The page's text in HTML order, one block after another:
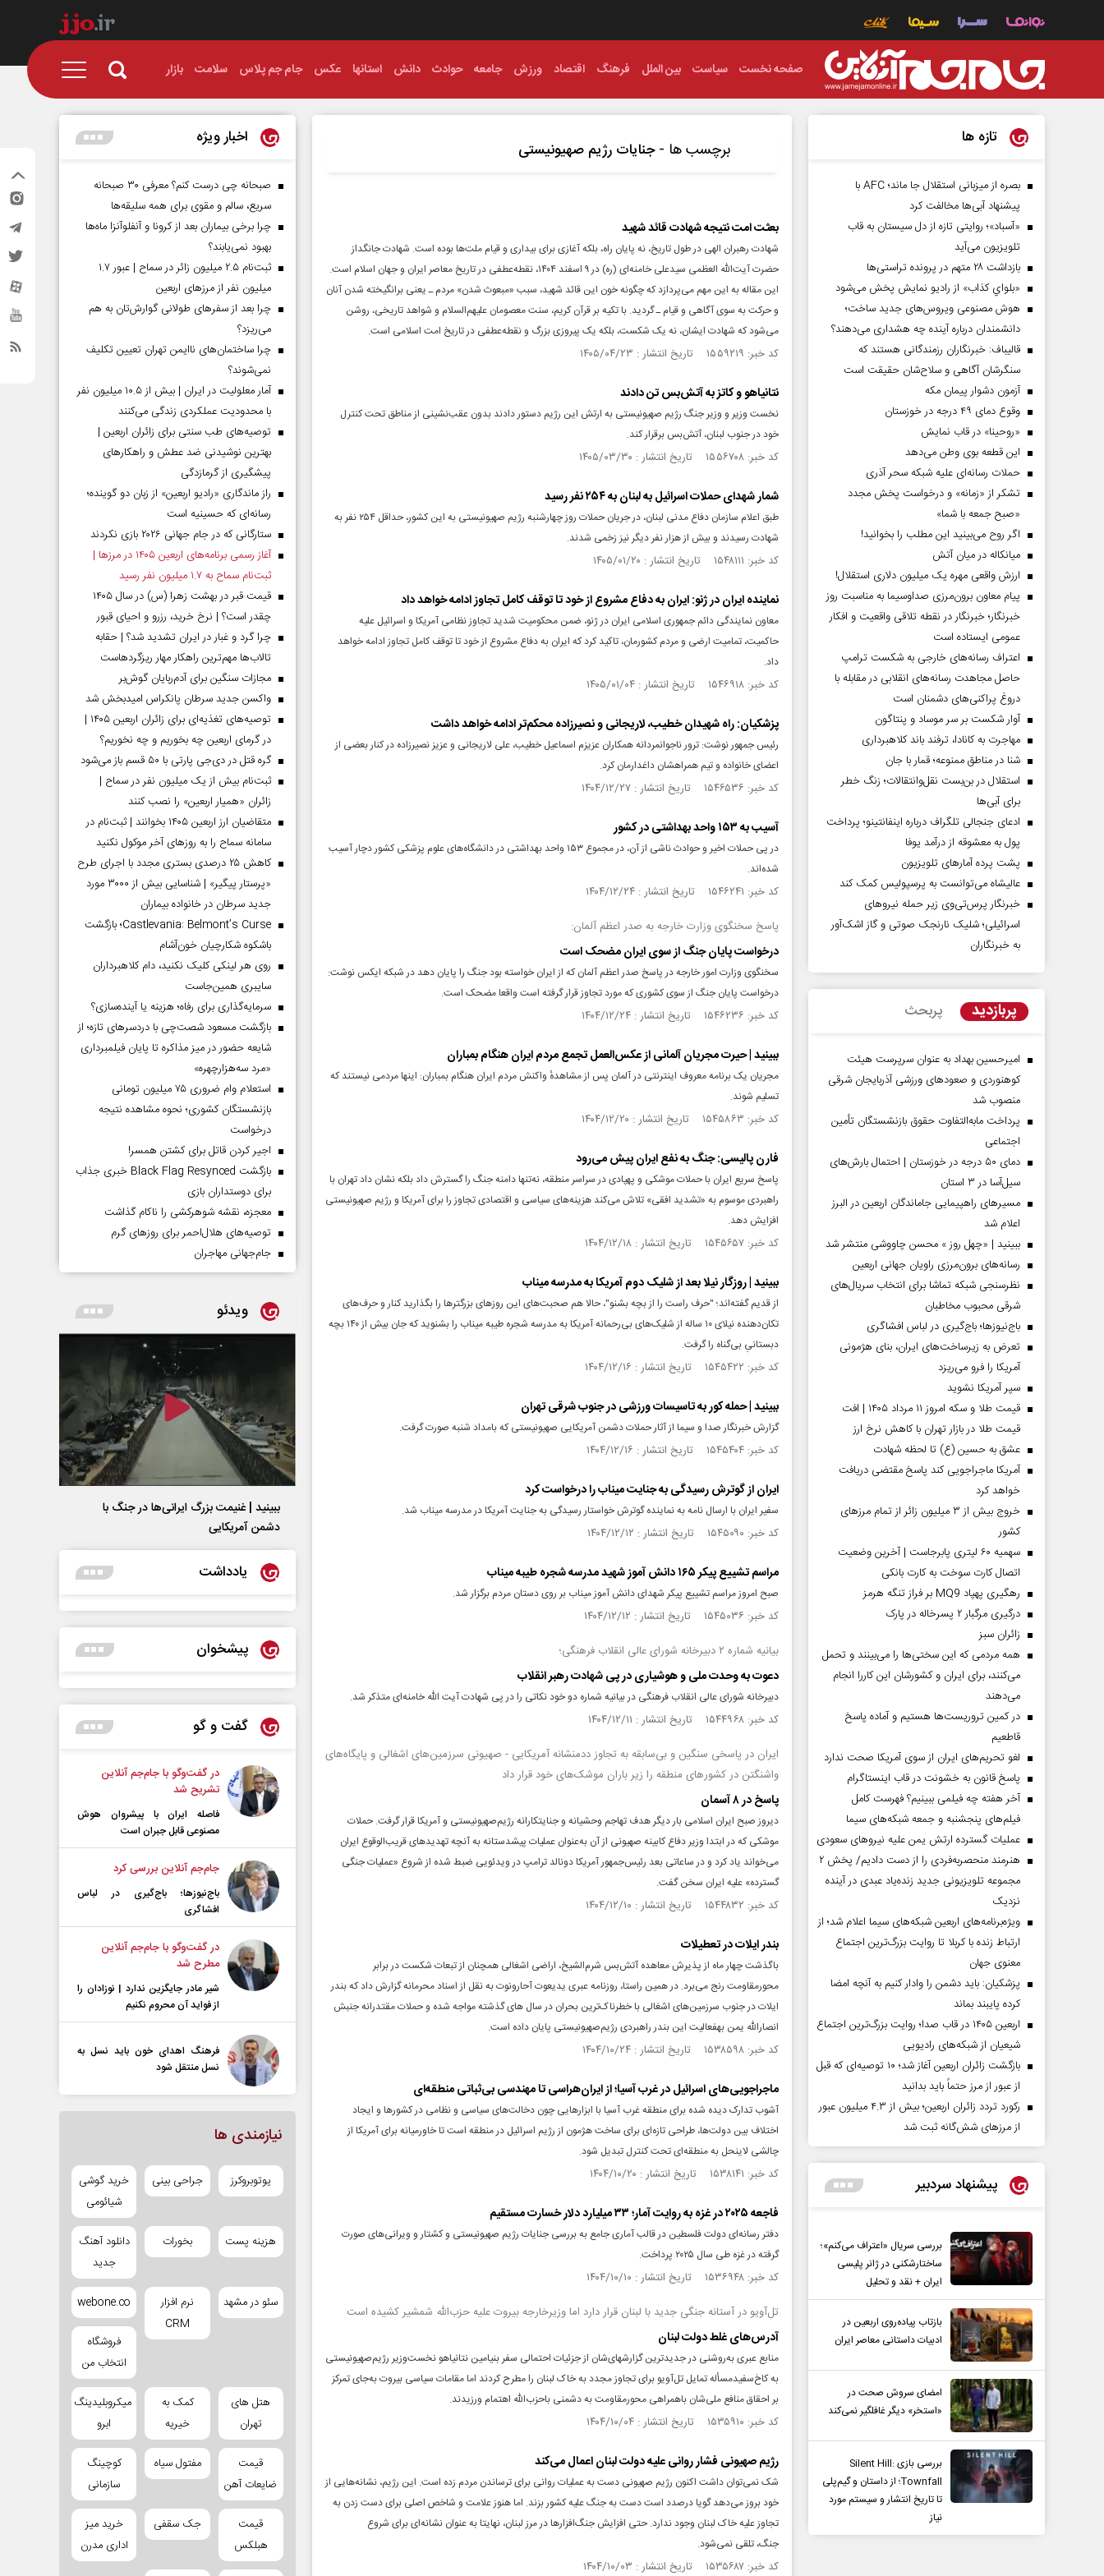
صفحه نخست سیاست بین الملل فرهنگ اقتصاد ورزش جامعه حوادث دانش استانها عکس جام جم پلاس سلامت بازار
برچسب ها -جنایات رژیم صهیونیستی
بعثت امت نتیجه شهادت قائد شهید
شهادت رهبران الهی در طول تاریخ، نه پایان راه، بلکه آغازی برای بیداری و قیام ملت‌ها بوده است. شهادت جانگداز
حضرت آیت‌الله العظمی سیدعلی خامنه‌ای (ره) در ۹ اسفند ۱۴۰۴، نقطه‌عطفی در تاریخ معاصر ایران و جهان اسلام است.
این مقاله به این مهم می‌پردازد که چگونه خون این قائد شهید، سبب «مبعوث شدن» مردم ـ یعنی برانگیخته شدن آنان
و حرکت به سوی آگاهی و قیام ـ گردید. با تکیه بر قرآن کریم، سنت معصومان علیهم‌السلام و شواهد تاریخی، روشن
می‌شود که شهادت ایشان، نه یک شکست، بلکه یک پیروزی بزرگ و نقطه‌عطفی در تاریخ امت اسلامی است.
کد خبر: ۱۵۵۹۲۱۹ تاریخ انتشار : ۱۴۰۵/۰۴/۲۳
نتانیاهو و کاتز به آتش‌بس تن دادند
نخست وزیر و وزیر جنگ رژیم صهیونیستی به ارتش این رژیم دستور دادند بدون عقب‌نشینی از مناطق تحت کنترل
خود در جنوب لبنان، آتش‌بس برقرار کند.
کد خبر: ۱۵۵۶۷۰۸ تاریخ انتشار : ۱۴۰۵/۰۳/۳۰
شمار شهدای حملات اسرائیل به لبنان به ۲۵۴ نفر رسید
طبق اعلام سازمان دفاع مدنی لبنان، در جریان حملات روز چهارشنبه رژیم صهیونیستی به این کشور، حداقل ۲۵۴ نفر به
شهادت رسیدند و بیش از هزار نفر دیگر نیز زخمی شدند.
کد خبر: ۱۵۴۸۱۱۱ تاریخ انتشار : ۱۴۰۵/۰۱/۲۰
نماینده ایران در ژنو: ایران به دفاع مشروع از خود تا توقف کامل تجاوز ادامه خواهد داد
معاون نمایندگی دائم جمهوری اسلامی ایران در ژنو، ضمن محکومیت شدید تجاوز نظامی آمریکا و اسرائیل علیه
حاکمیت، تمامیت ارضی و مردم کشورمان، تاکید کرد که ایران به دفاع مشروع از خود تا توقف کامل تجاوز ادامه خواهد
داد.
کد خبر: ۱۵۴۶۹۱۸ تاریخ انتشار : ۱۴۰۵/۰۱/۰۴
پزشکیان: راه شهیدان خطیب، لاریجانی و نصیرزاده محکم‌تر ادامه خواهد داشت
رئیس جمهور نوشت: ترور ناجوانمردانه همکاران عزیزم اسماعیل خطیب، علی لاریجانی و عزیز نصیرزاده در کنار بعضی از
اعضای خانواده و تیم همراهشان داغدارمان کرد.
کد خبر: ۱۵۴۶۵۳۶ تاریخ انتشار : ۱۴۰۴/۱۲/۲۷
آسیب به ۱۵۳ واحد بهداشتی در کشور
در پی حملات اخیر و حوادث ناشی از آن، در مجموع ۱۵۳ واحد بهداشتی در دانشگاه‌های علوم پزشکی کشور دچار آسیب
شده‌اند.
کد خبر: ۱۵۴۶۲۴۱ تاریخ انتشار : ۱۴۰۴/۱۲/۲۴
پاسخ سخنگوی وزارت خارجه به صدر اعظم آلمان:
درخواست پایان جنگ از سوی ایران مضحک است
سخنگوی وزارت امور خارجه در پاسخ صدر اعظم آلمان که از ایران خواسته بود جنگ را پایان دهد در شبکه ایکس نوشت:
درخواست پایان جنگ از سوی کشوری که مورد تجاوز قرار گرفته است ‌واقعا مضحک است.
کد خبر: ۱۵۴۶۲۳۶ تاریخ انتشار : ۱۴۰۴/۱۲/۲۴
ببینید | حیرت مجریان آلمانی از عکس‌العمل تجمع مردم ایران هنگام بمباران
مجریان یک برنامه معروف اینترنتی در آلمان پس از مشاهدهٔ واکنش مردم ایران هنگام بمباران: اینها مردمی نیستند که
تسلیم شوند.
کد خبر: ۱۵۴۵۸۶۳ تاریخ انتشار : ۱۴۰۴/۱۲/۲۰
فارن پالیسی: جنگ به نفع ایران پیش می‌رود
پاسخ سریع ایران با حملات موشکی و پهپادی در سراسر منطقه، نه‌تنها دامنه جنگ را گسترش داد بلکه نشان داد تهران با
راهبردی موسوم به «تشدید افقی» تلاش می‌کند هزینه‌های سیاسی و اقتصادی تجاوز را برای آمریکا و رژیم صهیونیستی
افزایش دهد.
کد خبر: ۱۵۴۵۶۵۷ تاریخ انتشار : ۱۴۰۴/۱۲/۱۸
ببینید | روزگار نیلا بعد از شلیک دوم آمریکا به مدرسه میناب
از قدیم گفته‌اند؛ "حرف راست را از بچه بشنو"، حالا هم صحبت‌های این روزهای بزرگترها را بگذارید کنار و حرف‌های
تکان‌دهنده نیلای ۱۰ ساله از شلیک‌های بی‌رحمانه آمریکا به مدرسه شجره طیبه میناب را بشنوید که جان بیش از ۱۴۰ بچه
دبستانیِ بی‌گناه را گرفت.
کد خبر: ۱۵۴۵۴۲۲ تاریخ انتشار : ۱۴۰۴/۱۲/۱۶
ببینید | حمله کور به تاسیسات ورزشی در جنوب شرقی تهران
گزارش خبرنگار صدا و سیما از آثار حملات دشمن آمریکایی صهیونیستی که بامداد شنبه صورت گرفت.
کد خبر: ۱۵۴۵۴۰۴ تاریخ انتشار : ۱۴۰۴/۱۲/۱۶
ایران از گوترش رسیدگی به جنایت میناب را درخواست کرد
سفیر ایران با ارسال نامه به نماینده گوترش خواستار رسیدگی به جنایت آمریکا در مدرسه میناب شد.
کد خبر: ۱۵۴۵۰۹۰ تاریخ انتشار : ۱۴۰۴/۱۲/۱۲
مراسم تشییع پیکر ۱۶۵ دانش آموز شهید مدرسه شجره طیبه میناب
صبح امروز مراسم تشییع پیکر شهدای دانش آموز میناب بر روی دستان مردم برگزار شد.
کد خبر: ۱۵۴۵۰۳۶ تاریخ انتشار : ۱۴۰۴/۱۲/۱۲
بیانیه شماره ۲ دبیرخانه شورای عالی انقلاب فرهنگی؛
دعوت به وحدت ملی و هوشیاری در پی شهادت رهبر انقلاب
دبیرخانه شورای عالی انقلاب فرهنگی در بیانیه شماره دو خود نکاتی را در پی شهادت آیت الله خامنه‌ای متذکر شد.
کد خبر: ۱۵۴۴۹۶۸ تاریخ انتشار : ۱۴۰۴/۱۲/۱۱
ایران در پاسخی سنگین و بی‌سابقه به تجاوز ددمنشانه آمریکایی - صهیونی سرزمین‌های اشغالی و پایگاه‌های
واشنگتن در کشورهای منطقه را زیر باران موشک‌های خود قرار داد
پاسخ در ۸ آسمان
دیروز صبح ایران اسلامی بار دیگر هدف تهاجم وحشیانه و جنایتکارانه رژیم‌صهیونیستی و آمریکا قرار گرفت. حملات
موشکی که در ابتدا وزیر دفاع کابینه صهیونی از آن به‌عنوان عملیات پیشدستانه به آنچه تهدیدهای قریب‌الوقوع ایران
می‌خواند یاد کرد و در ساعاتی بعد رئیس‌جمهور آمریکا دونالد ترامپ در ویدئویی ضبط شده از شروع «عملیات جنگی
گسترده» علیه ایران سخن گفت.
کد خبر: ۱۵۴۴۸۳۲ تاریخ انتشار : ۱۴۰۴/۱۲/۱۰
بندر ایلات در تعطیلات
باگذشت چهار ماه از پذیرش معاهده آتش‌‎بس شرم‌‎الشیخ، اراضی اشغالی همچنان از تبعات شکست در برابر
محورمقاومت رنج می‎‌برد. در همین راستا، روزنامه عبری یدیعوت آحارونوت به نقل از اسناد محرمانه گزارش داد که بندر
ایلات در جنوب سرزمین‌های اشغالی با خطرناک‌ترین بحران در سال های گذشته مواجه شده و حملات مقتدرانه جنبش
انصارالله یمن به‎فعالیت این بندر راهبردی رژیم‌صهیونیستی پایان داده است.
کد خبر: ۱۵۳۸۵۹۸ تاریخ انتشار : ۱۴۰۴/۱۰/۲۴
ماجراجویی‌های اسرائیل در غرب آسیا؛ از ایران‌هراسی تا مهندسی بی‌ثباتی منطقه‌ای
آشوب تدارک دیده شده برای منطقه غرب آسیا با ابزارهایی چون دخالت‌های سیاسی و نظامی در کشورها و ایجاد
اختلاف بین دولت‌ها، طراحی تازه‌ای برای ساخت هژمون از رژیم اسرائیل در منطقه است تا خاورمیانه برای آمریکا از
چالشی لاینحل به منطقه‌ای تحت کنترل تبدیل شود.
کد خبر: ۱۵۳۸۱۴۱ تاریخ انتشار : ۱۴۰۴/۱۰/۲۰
فاجعه ۲۰۲۵ در غزه به روایت آمار؛ ۳۳ میلیارد دلار خسارت مستقیم
دفتر رسانه‌ای دولت فلسطین در قالب آماری جامع به بررسی جنایات رژیم صهیونیستی و کشتار و ویرانی‌های صورت
گرفته در غزه طی سال ۲۰۲۵ پرداخت.
کد خبر: ۱۵۳۶۹۴۸ تاریخ انتشار : ۱۴۰۴/۱۰/۱۰
تل‌‎آویو در آستانه جنگی جدید با لبنان قرار دارد اما وزیرخارجه بیروت علیه حزب‎‌الله شمشیر کشیده است
آدرس‌های غلط دولت لبنان
منابع عبری به‎‌روشنی در جدیدترین گزارش‎های‌شان از جزئیات احتمالی سفر بنیامین نتانیاهو نخست‌وزیر رژیم‌صهیونیستی
به کاخ‌‎سفیدمسأله تمایل تل‌‎آویو برای تجاوز مجدد به خاک لبنان را مطرح کردند اما مقامات سیاسی بیروت به‎‌جای تمرکز
بر احقاق منافع ملی‎‌شان باهمراهی محورمقاومت به دشمنی باحزب‎‌الله اهتمام ورزیدند.
کد خبر: ۱۵۳۵۹۱۰ تاریخ انتشار : ۱۴۰۴/۱۰/۰۴
رژیم صهیونی فشار روانی علیه دولت لبنان اعمال می‌کند
شک نمی‌توان داشت اکنون رژیم صهیونی دست به عملیات روانی برای ترساندن مردم زده است. این رژیم، نشانه‌هایی از
خود بروز می‌دهد گویا درصدد است دست به جنگ علیه کشور بزند. اما هنوز علامت و شاخص اصلی برای دست زدن به
تجاوز علیه خاک لبنان وجود ندارد. حتی افزایش جنگ‌افزارها در مرز لبنان، نهایتا به عنوان نشانه‌ای برای شروع
جنگ، تلقی نمی‌شود.
کد خبر: ۱۵۳۵۶۸۷ تاریخ انتشار : ۱۴۰۴/۱۰/۰۳
تازه ها
بصره از میزبانی استقلال جا ماند؛ AFC با
پیشنهاد آبی‌ها مخالفت کرد
«آسباد»؛ روایتی تازه از دل سیستان به قاب
تلویزیون می‌آید
بازداشت ۲۸ متهم در پرونده تراستی‌ها
«بلواي کذاب» از رادیو نمایش پخش می‌شود
هوش مصنوعی ویروس‌های جدید ساخت؛
دانشمندان درباره آینده چه هشداری می‌دهند؟
قالیباف: خبرنگاران رزمندگانی هستند که
سنگرشان آگاهی و سلاح‌شان حقیقت است
آزمون دشوار پیمان مکه
وقوع دمای ۴۹ درجه در خوزستان
«روحینا» در قاب نمایش
این قطعه بوی وطن می‌دهد
حملات رسانه‌ای علیه شبکه سحر آذری
تشکر از «زمانه» و درخواست پخش مجدد
«صبح جمعه با شما»
اگر روح می‌بینید این مطلب را بخوانید!
میانکاله در میان آتش
ارزش واقعی مهره یک میلیون دلاری استقلال!
پیام معاون برون‌مرزی صداوسیما به مناسبت روز
خبرنگار؛ خبرنگار در نقطه تلاقی واقعیت و افکار
عمومی ایستاده است
اعتراف رسانه‌های خارجی به شکست ترامپ
حاصل مجاهدت رسانه‌های انقلابی در مقابله با
دروغ پراکنی‌های دشمنان است
آوار شکست بر سر موساد و پنتاگون
مهاجرت به کانادا، ترفند باند کلاهبرداری
شنا در مناطق ممنوعه؛ قمار با جان
استقلال در بن‌بست نقل‌وانتقالات؛ زنگ خطر
برای آبی‌ها
ادعای جنجالی تلگراف درباره اینفانتینو؛ پرداخت
پول به معشوقه از درآمد یوفا
پشت پرده آمارهای تلویزیون
عالیشاه می‌توانست به پرسپولیس کمک کند
خبرنگار پرس‌تی‌وی زیر حمله نیروهای
اسرائیلی؛ شلیک نارنجک صوتی و گاز اشک‌آور
به خبرنگاران
پربازدید پربحث
امیرحسین بهداد به عنوان سرپرست هیئت
کوهنوردی و صعودهای ورزشی آذربایجان شرقی
منصوب شد
پرداخت مابه‌التفاوت حقوق بازنشستگان تأمین
اجتماعی
دمای ۵۰ درجه در خوزستان | احتمال بارش‌های
سیل‌آسا در ۳ استان
مسیر‌های راهپیمایی جاماندگان اربعین در البرز
اعلام شد
ببینید | «چهل روز » محسن چاووشی منتشر شد
رسانه‌های برون‌مرزی راویان جهانی اربعین
نظرسنجی شبکه تماشا برای انتخاب سریال‌های
شرقی محبوب مخاطبان
باج‌نیوزها؛ باج‌گیری در لباس افشاگری
تعرض به زیرساخت‌های ایران، بنای هژمونی
آمریکا را فرو می‌ریزد
سپر آمریکا نشوید
قیمت طلا و سکه امروز ۱۱ مرداد ۱۴۰۵ | افت
قیمت طلا در بازار تهران با کاهش نرخ ارز
عشق به حسین (ع) تا لحظه شهادت
آمریکا ماجراجویی کند پاسخ مقتضی دریافت
خواهد کرد
خروج بیش از ۳ میلیون زائر از تمام مرز‌های
کشور
سهمیه ۶۰ لیتری پابرجاست | آخرین وضعیت
اتصال کارت سوخت به کارت بانکی
رهگیری پهپاد MQ9 بر فراز تنگه هرمز
درگیری مرگبار ۲ پسرخاله در پارک
‌زائران سبز
همه مردمی که این سختی‌ها را می‌بینند و تحمل
می‌کنند، برای ایران و کشورشان این کاررا انجام
می‌دهند
در کمین تروریست‌ها هستیم و آماده پاسخ
قاطعیم
لغو تحریم‌های ایران از سوی آمریکا صحت ندارد
پاسخ قانون به خشونت در قاب اینستاگرام
آخر هفته چه فیلمی ببینیم؟ فهرست کامل
فیلم‌های پنجشنبه و جمعه شبکه‌های سیما
عملیات گسترده ارتش یمن علیه نیروهای سعودی
هنرمند منحصر‌به‌فردی را از دست دادیم/ پخش ۲
مجموعه تلویزیونی جدید زنده‌یاد عبدی در آینده
نزدیک
ویژه‌برنامه‌های اربعین شبکه‌های سیما اعلام شد؛ از
ارتباط زنده با کربلا تا روایت بزرگ‌ترین اجتماع
معنوی جهان
پزشکیان: باید دشمن را وادار کنیم به آنچه امضا
کرده پایبند بماند
اربعین ۱۴۰۵ در قاب صدا؛ روایت بزرگ‌ترین اجتماع
شیعیان از شبکه‌های رادیویی
بازگشت زائران اربعین آغاز شد؛ ۱۰ توصیه‌ای که قبل
از عبور از مرز حتماً باید بدانید
رکورد تردد زائران اربعین؛ بیش از ۴.۳ میلیون عبور
از مرزهای شش‌گانه ثبت شد
پیشنهاد سردبیر
بررسی سریال «اعتراف می‌کنم»؛
ساختارشکنی در ژانر پلیسی
ایران + نقد و تحلیل
بازتاب پیاده‌روی اربعین در
ادبیات داستانی معاصر ایران
امضای سروش صحت در
«استخر» دیگر غافلگیر نمی‌کند
بررسی بازی Silent Hill:
Townfall؛ از داستان و گیم‌پلی
تا تاریخ انتشار و سیستم مورد
نیاز
اخبار ویژه
صبحانه چی درست کنم؟ معرفی ۳۰ صبحانه
سریع، سالم و مقوی برای همه سلیقه‌ها
چرا برخی بیماران بعد از کرونا و آنفلوآنزا ماه‌ها
بهبود نمی‌یابند؟
ثبت‌نام ۲.۵ میلیون زائر در سماح | عبور ۱.۷
میلیون نفر از مرز‌های اربعین
چرا بعد از سفرهای طولانی گوارش‌تان به هم
می‌ریزد؟
چرا ساختمان‌های ناایمن تهران تعیین تکلیف
نمی‌شوند؟
آمار معلولیت در ایران | بیش از ۱۰.۵ میلیون نفر
با محدودیت عملکردی زندگی می‌کنند
توصیه‌های طب سنتی برای زائران اربعین |
بهترین نوشیدنی ضد عطش و راهکارهای
پیشگیری از گرمازدگی
راز ماندگاری «رادیو اربعین» از زبان دو گوینده؛
رسانه‌ای که حسینیه است
ستارگانی که در جام جهانی ۲۰۲۶ بازی نکردند
آغاز رسمی برنامه‌های اربعین ۱۴۰۵ در مرز‌ها |
ثبت‌نام سماح به ۱.۷ میلیون نفر رسید
قیمت قبر در بهشت زهرا (س) در سال ۱۴۰۵
چقدر است؟ | نرخ خرید، رزرو و احیای قبور
چرا گرد و غبار در ایران تشدید شد؟ | حقابه
تالاب‌ها مهم‌ترین راهکار مهار ریزگردهاست
مجازات سنگین برای آدم‌ربایان گوش‌بر
واکسن جدید سرطان پانکراس امیدبخش شد
توصیه‌های تغذیه‌ای برای زائران اربعین ۱۴۰۵ |
در گرمای اربعین چه بخوریم و چه نخوریم؟
گره قتل در دی‌جی پارتی با ۵۰ قسم باز می‌شود
ثبت‌نام بیش از یک میلیون نفر در سماح |
زائران «همیار اربعین» را نصب کنند
متقاضیان ارز اربعین ۱۴۰۵ بخوانند | ثبت‌نام در
سامانه سماح را به روز‌های آخر موکول نکنید
کاهش ۲۵ درصدی بستری مجدد با اجرای طرح
«پرستار پیگیر» | شناسایی بیش از ۳۰۰۰ مورد
جدید سرطان در خانواده بیماران
Castlevania: Belmont’s Curse؛ بازگشت
باشکوه شکارچیان خون‌آشام
روی هر لینکی کلیک نکنید، دام کلاهبرداران
سایبری همین‌جاست
سرمایه‌گذاری برای رفاه؛ هزینه یا آینده‌سازی؟
بازگشت مسعود شصت‌چی با دردسر‌های تازه؛ از
شایعه حضور در میز مذاکره تا پایان فیلمبرداری
«مرد سه‌هزارچهره»
استعلام وام ضروری ۷۵ میلیون تومانی
بازنشستگان کشوری؛ نحوه مشاهده نتیجه
درخواست
اجیر کردن قاتل برای کشتن همسر!
بازگشت Black Flag Resynced خبری جذاب
برای دوستداران بازی
معجزه، نقشه شوهرکشی را ناکام گذاشت
توصیه‌های هلال‌احمر برای روز‌های گرم
جام‌جهانی مهاجران
ویدئو
ببینید | غنیمت بزرگ ایرانی‌ها در جنگ با
دشمن آمریکایی
یادداشت
پیشخوان
گفت و گو
در گفت‌و‌گو با جام‌جم آنلاین
تشریح شد
فاصله ایران با پیشرو‌ان هوش
مصنوعی قابل جبران است
جام‌جم آنلاین بررسی کرد
باج‌نیوزها؛ باج‌گیری در لباس
افشاگری
در گفت‌و‌گو با جام‌جم آنلاین
مطرح شد
شیر مادر جایگزین ندارد | نوزادان را
از فواید آن محروم نکنیم
فرهنگ اهدای خون باید نسل به
نسل منتقل شود
نیازمندی ها
یوتوبروکرز جراحی بینی
خرید گوشی
شیائومی
هزینه پست بخورات
دانلود آهنگ
جدید
سئو در مشهد
نرم افزار
CRM
webone.co
فروشگاه
انتخاب من
هتل های
تهران
کمک به
خیریه
میکروبلیدینگ
ابرو
قیمت
ضایعات آهن
مفتول سیاه
کوچینگ
سازمانی
قیمت
هبلکس
جک سقفی
خرید میز
اداری مدرن